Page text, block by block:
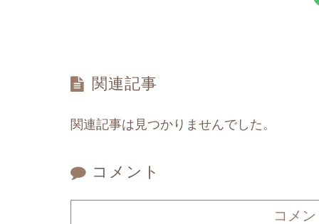
関連記事
関連記事は見つかりませんでした。
コメント
コメ